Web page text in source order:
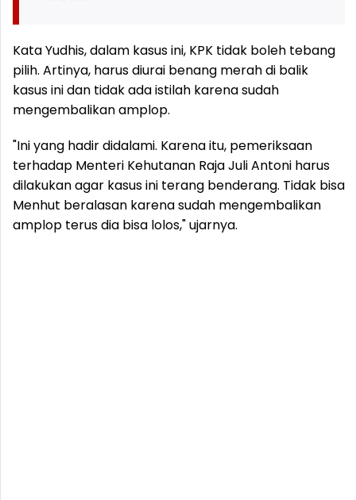
Kata Yudhis, dalam kasus ini, KPK tidak boleh tebang
pilih. Artinya, harus diurai benang merah di balik
kasus ini dan tidak ada istilah karena sudah
mengembalikan amplop.
"Ini yang hadir didalami. Karena itu, pemeriksaan
terhadap Menteri Kehutanan Raja Juli Antoni harus
dilakukan agar kasus ini terang benderang. Tidak bisa
Menhut beralasan karena sudah mengembalikan
amplop terus dia bisa lolos," ujarnya.